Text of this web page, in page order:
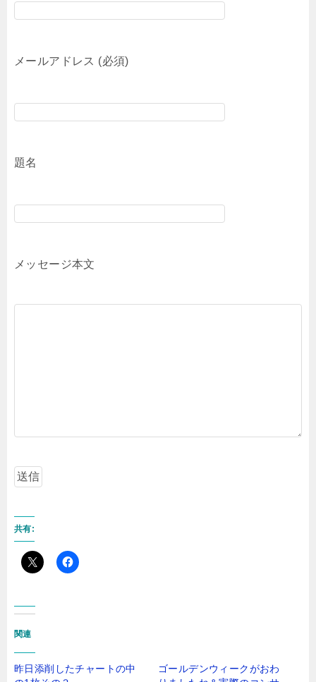
メールアドレス (必須)
題名
メッセージ本文
共有:
関連
昨日添削したチャートの中
ゴールデンウィークがおわ